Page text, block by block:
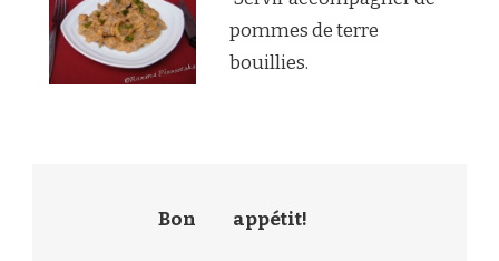
pommes de terre
bouillies.
Bon appétit!